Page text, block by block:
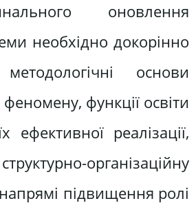
оновлення
необхідно докорінно
основи
феномену, функції освіти
ефективної реалізації,
організаційну
підвищення ролі